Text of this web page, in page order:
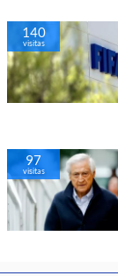
140
visitas
97
visitas